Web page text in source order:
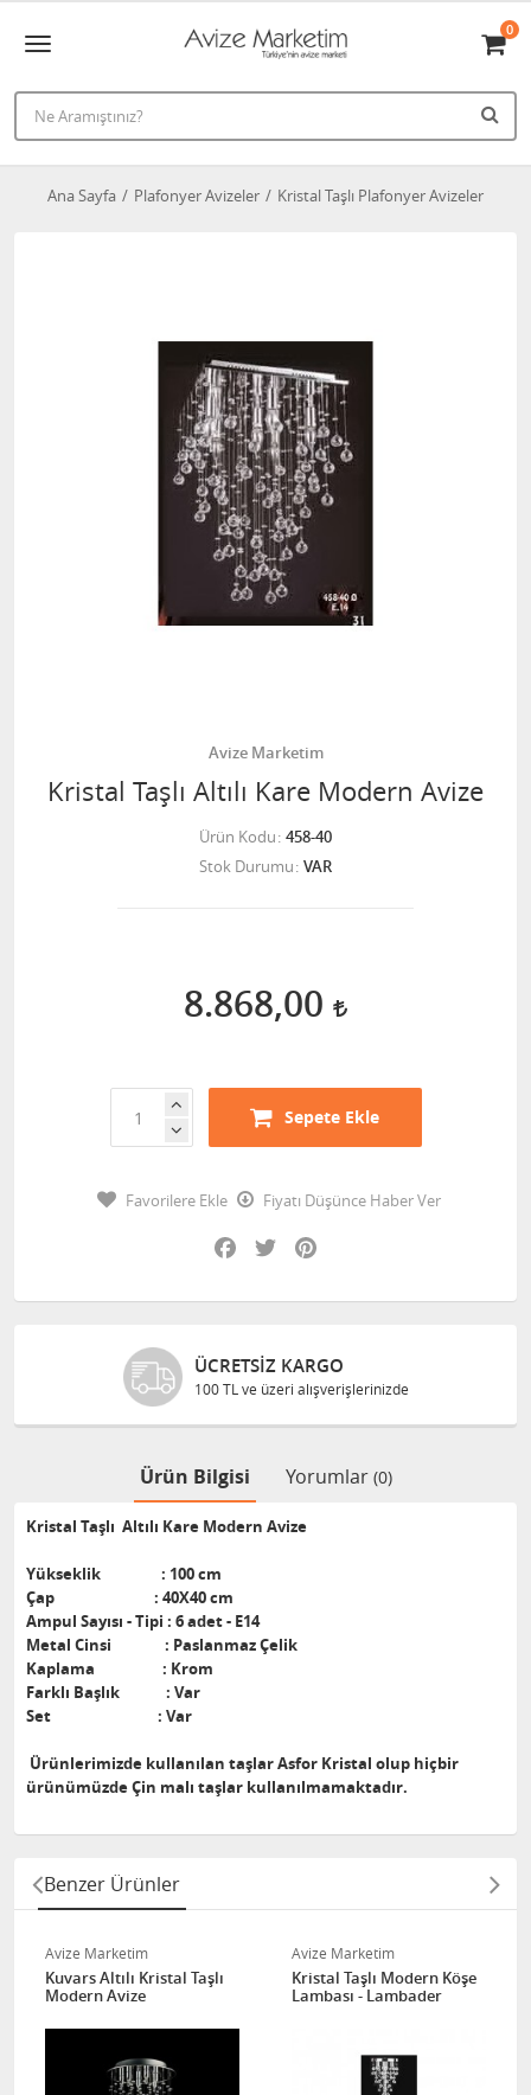
0
Ana Sayfa Plafonyer Avizeler Kristal Taşlı Plafonyer Avizeler
Avize Marketim
Kristal Taşlı Altılı Kare Modern Avize
Ürün Kodu 458-40
Stok Durumu VAR
8.868,00
Sepete Ekle
Favorilere Ekle
Fiyatı Düşünce Haber Ver
Facebook
Twitter
ÜCRETSIZ KARGO
100 TL ve üzeri alışverişlerinizde
Ürün Bilgisi Yorumlar (0)
Kristal Taşlı Altılı Kare Modern Avize
Yükseklik : 100 cm
Çap : 40X40 cm
Ampul Sayısı - Tipi : 6 adet - E14
Metal Cinsi : Paslanmaz Çelik
Kaplama : Krom
Farklı Başlık : Var
Set : Var
Ürünlerimizde kullanılan taşlar Asfor Kristal olup hiçbir
ürünümüzde Çin malı taşlar kullanılmamaktadır.
Benzer Ürünler
Avize Marketim
Kuvars Altılı Kristal Taşlı
Modern Avize
Avize Marketim
Kristal Taşlı Modern Köşe
Lambası - Lambader